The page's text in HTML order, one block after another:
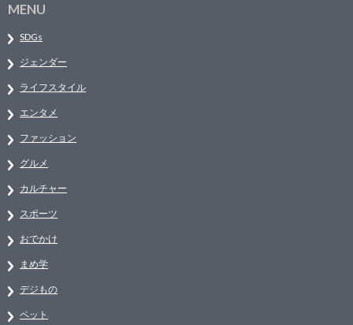
MENU
SDGs
ジェンダー
ライフスタイル
エンタメ
ファッション
グルメ
カルチャー
スポーツ
おでかけ
まめ学
デジもの
ペット